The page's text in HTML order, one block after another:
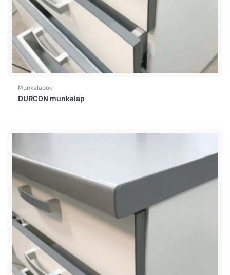
Munkalapok
DURCON munkalap